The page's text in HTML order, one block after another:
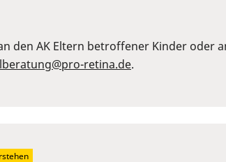
den AK Eltern betroffener Kinder oder
retina.de.